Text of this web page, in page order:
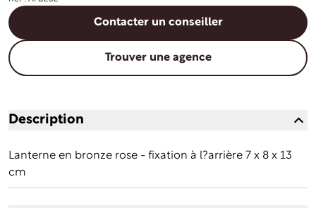
Contacter un conseiller
Trouver une agence
Description
Lanterne en bronze rose - fixation à l?arrière 7 x 8 x 13
cm